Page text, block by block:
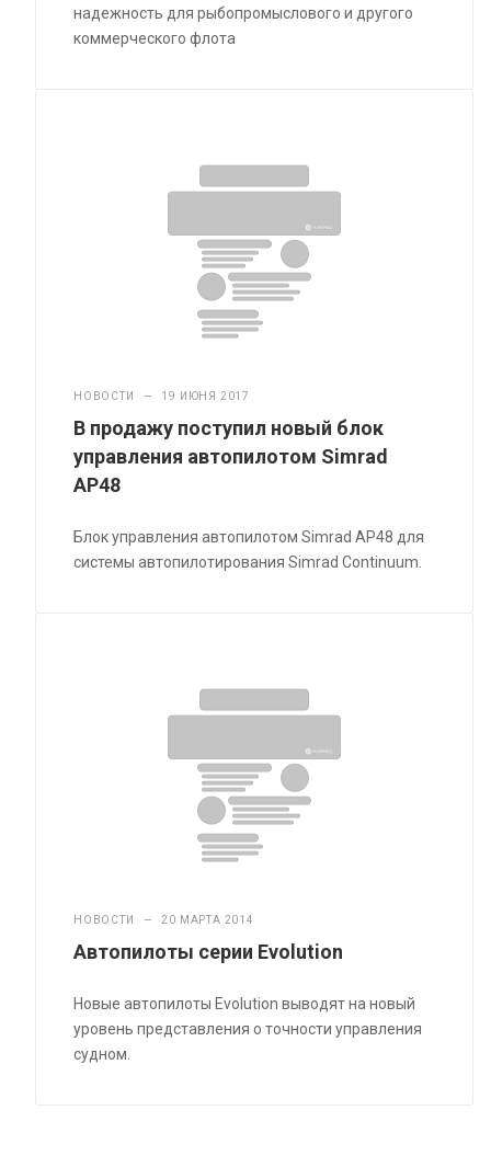
надежность для рыбопромыслового и другого
коммерческого флота
НОВОСТИ — 19 ИЮНЯ 2017
В продажу поступил новый блок
управления автопилотом Simrad
AP48
Блок управления автопилотом Simrad AP48 для
системы автопилотирования Simrad Continuum.
НОВОСТИ — 20 МАРТА 2014
Автопилоты серии Evolution
Новые автопилоты Evolution выводят на новый
уровень представления о точности управления
судном.